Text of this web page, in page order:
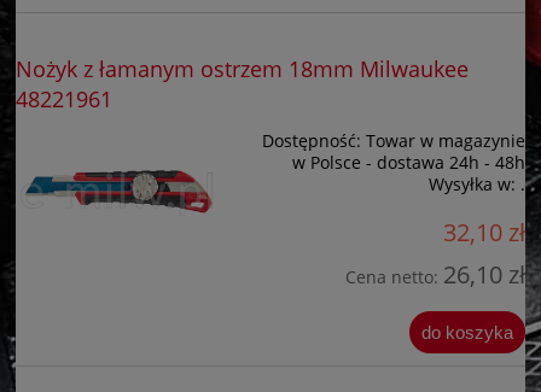
Nożyk z łamanym ostrzem 18mm Milwaukee
48221961
Dostępność: Towar w magazynie
w Polsce - dostawa 24h - 48h
Wysyłka w: .
32,10 zł
Cena netto: 26,10 zł
do koszyka